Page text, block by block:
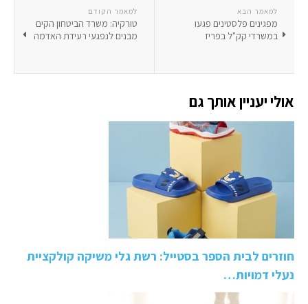
למאמר הקודם
טורקיה: משרד הביטחון הקים
מבנים לנפגעי רעידת האדמה
למאמר הבא
מפגינים פלסטינים פגעו
במשרדי קק"ל בפריז
אולי יעניין אותך גם
חוזרים לבית הספר בסטייל: רשת גלי משיקה קולקציית
נעלי דמויות…